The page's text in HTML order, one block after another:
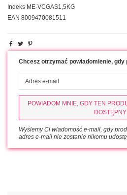
Indeks ME-VCGAS1,5KG
EAN 8009470081511
Chcesz otrzymać powiadomienie,
POWIADOM MNIE, GDY TEN
DOSTĘPNY
Wyślemy Ci wiadomość e-mail, gdy
adres e-mail nie zostanie nikomu